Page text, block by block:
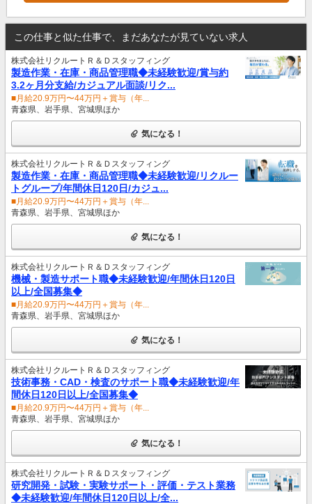
この仕事と似た仕事で、まだあなたが見ていない求人
株式会社リクルートＲ＆Ｄスタッフィング
製造作業・在庫・商品管理職◆未経験歓迎/賞与約
3.2ヶ月分支給/カジュアル面談/リク...
■月給20.9万円〜44万円＋賞与（年...
青森県、岩手県、宮城県ほか
気になる！
株式会社リクルートＲ＆Ｄスタッフィング
製造作業・在庫・商品管理職◆未経験歓迎/リクルー
トグループ/年間休日120日/カジュ...
■月給20.9万円〜44万円＋賞与（年...
青森県、岩手県、宮城県ほか
気になる！
株式会社リクルートＲ＆Ｄスタッフィング
機械・製造サポート職◆未経験歓迎/年間休日120日
以上/全国募集◆
■月給20.9万円〜44万円＋賞与（年...
青森県、岩手県、宮城県ほか
気になる！
株式会社リクルートＲ＆Ｄスタッフィング
技術事務・CAD・検査のサポート職◆未経験歓迎/年
間休日120日以上/全国募集◆
■月給20.9万円〜44万円＋賞与（年...
青森県、岩手県、宮城県ほか
気になる！
株式会社リクルートＲ＆Ｄスタッフィング
研究開発・試験・実験サポート・評価・テスト業務
◆未経験歓迎/年間休日120日以上/全...